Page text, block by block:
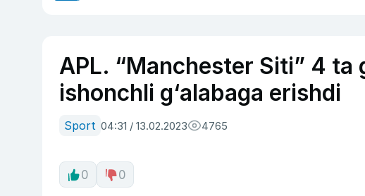
APL. “Manchester Siti” 4 ta
ishonchli g‘alabaga erishdi
Sport 04:31 / 13.02.2023 4765
0 0